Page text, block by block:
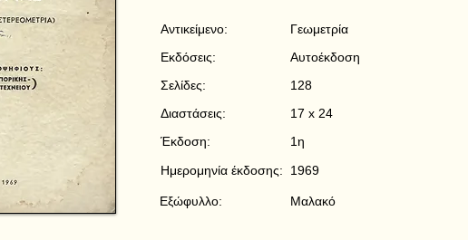
Αντικείμενο:
Γεωμετρία
Εκδόσεις:
Αυτοέκδοση
Σελίδες:
128
Διαστάσεις:
17 x 24
Έκδοση:
1η
Ημερομηνία έκδοσης:
1969
Μαλακό
Εξώφυλλο: